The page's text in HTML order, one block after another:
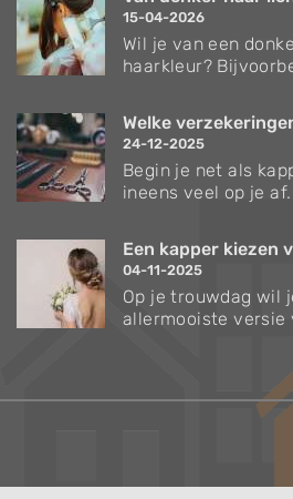
15-04-2026
Wil je van een
haarkleur?
Welke
24-12-2025
Begin je net als
ineens veel op je
Een kapper kiezen
04-11-2025
Op je trouwdag wil
allermooiste versie